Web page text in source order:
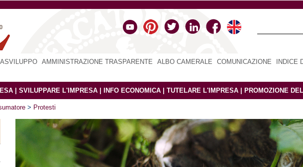
AMMINISTRAZIONE TRASPARENTE ALBO CAMERALE COMUNICAZIONE INDICE
SVILUPPARE L'IMPRESA INFO ECONOMICA TUTELARE L'IMPRESA PROMOZIONE
> Protesti